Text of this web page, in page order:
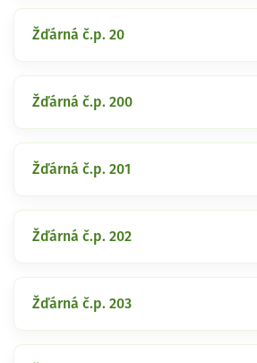
Žďárná č.p. 20
Žďárná č.p. 200
Žďárná č.p. 201
Žďárná č.p. 202
Žďárná č.p. 203